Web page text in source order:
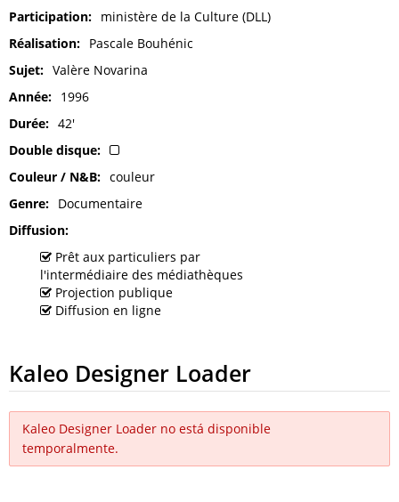
Participation
ministère de la Culture (DLL)
Réalisation
Pascale Bouhénic
Sujet
Valère Novarina
Année
1996
Durée
42'
Double disque
Couleur / N&B
couleur
Genre
Documentaire
Diffusion
Prêt aux particuliers par
l'intermédiaire des médiathèques
Projection publique
Diffusion en ligne
Kaleo Designer Loader
Kaleo Designer Loader no está disponible
temporalmente.